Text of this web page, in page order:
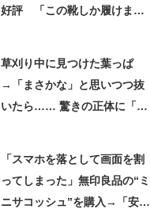
好評 「この靴しか履けませ
草刈り中に見つけた葉っぱ
→「まさかな」と思いつつ抜
いたら…… 驚きの正体に「お
「スマホを落として画面を割
ってしまった」無印良品の“ミ
ニサコッシュ”を購入→「安心